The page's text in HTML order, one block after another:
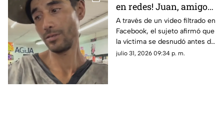
en redes! Juan, amigo
de José Bélico, habría
movido un cadáver que
cayó en su dique
A través de un video filtrado en
Facebook, el sujeto afirmó que
la víctima se desnudó antes de
caer y justificó haber movido
julio 31, 2026 09:34 p. m.